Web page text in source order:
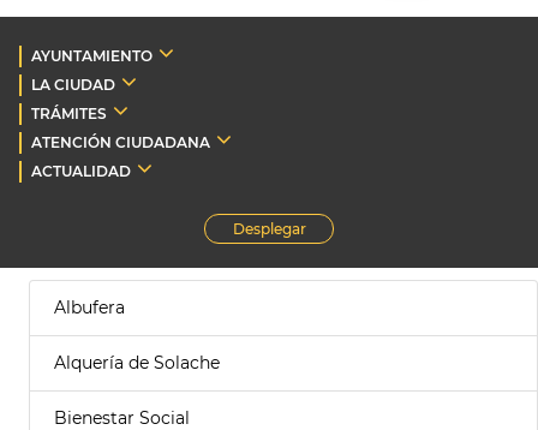
AYUNTAMIENTO
LA CIUDAD
TRÁMITES
ATENCIÓN CIUDADANA
ACTUALIDAD
Desplegar
Albufera
Alquería de Solache
Bienestar Social